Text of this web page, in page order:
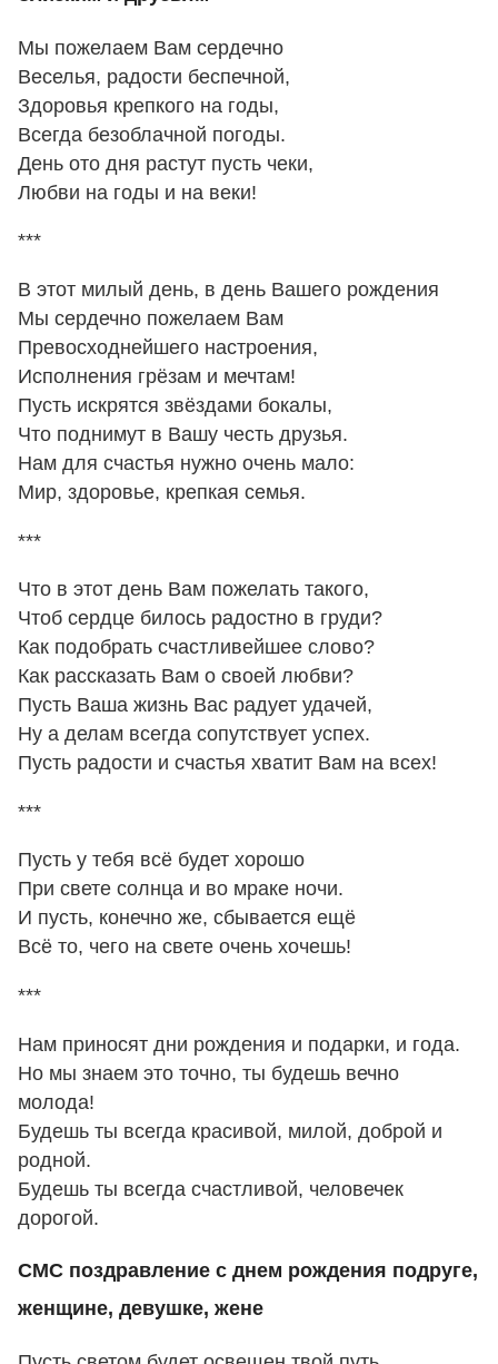
Мы пожелаем Вам сердечно
Веселья, радости беспечной,
Здоровья крепкого на годы,
Всегда безоблачной погоды.
День ото дня растут пусть чеки,
Любви на годы и на веки!
***
В этот милый день, в день Вашего рождения
Мы сердечно пожелаем Вам
Превосходнейшего настроения,
Исполнения грёзам и мечтам!
Пусть искрятся звёздами бокалы,
Что поднимут в Вашу честь друзья.
Нам для счастья нужно очень мало:
Мир, здоровье, крепкая семья.
***
Что в этот день Вам пожелать такого,
Чтоб сердце билось радостно в груди?
Как подобрать счастливейшее слово?
Как рассказать Вам о своей любви?
Пусть Ваша жизнь Вас радует удачей,
Ну а делам всегда сопутствует успех.
Пусть радости и счастья хватит Вам на всех!
***
Пусть у тебя всё будет хорошо
При свете солнца и во мраке ночи.
И пусть, конечно же, сбывается ещё
Всё то, чего на свете очень хочешь!
***
Нам приносят дни рождения и подарки, и года.
Но мы знаем это точно, ты будешь вечно
молода!
Будешь ты всегда красивой, милой, доброй и
родной.
Будешь ты всегда счастливой, человечек
дорогой.
СМС поздравление с днем рождения подруге,
женщине, девушке, жене